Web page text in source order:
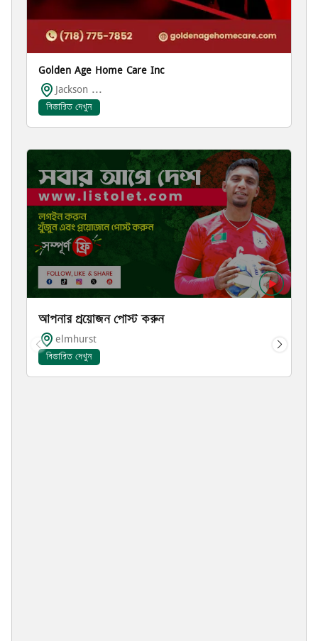
Golden Age Home Care Inc
Jackson ...
বিস্তারিত দেখুন
আপনার প্রয়োজন পোস্ট করুন
elmhurst
বিস্তারিত দেখুন